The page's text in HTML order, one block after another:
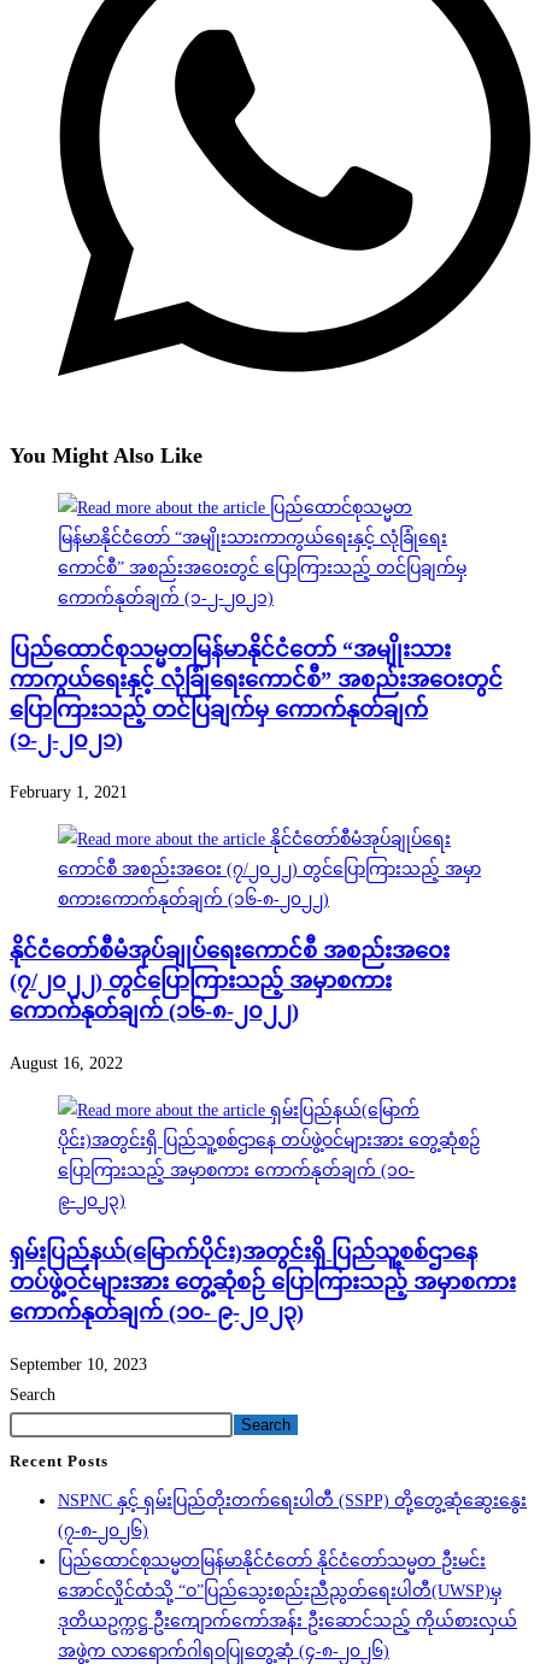
You Might Also Like
ပြည်ထောင်စုသမ္မတမြန်မာနိုင်ငံတော် “အမျိုးသား
ကာကွယ်ရေးနှင့် လုံခြုံရေးကောင်စီ” အစည်းအဝေးတွင်
ပြောကြားသည့် တင်ပြချက်မှ ကောက်နုတ်ချက်
(၁-၂-၂၀၂၁)
February 1, 2021
နိုင်ငံတော်စီမံအုပ်ချုပ်ရေးကောင်စီ အစည်းအဝေး
(၇/၂၀၂၂) တွင်ပြောကြားသည့် အမှာစကား
ကောက်နုတ်ချက် (၁၆-၈-၂၀၂၂)
August 16, 2022
ရှမ်းပြည်နယ်(မြောက်ပိုင်း)အတွင်းရှိ ပြည်သူ့စစ်ဌာနေ
တပ်ဖွဲ့ဝင်များအား တွေ့ဆုံစဉ် ပြောကြားသည့် အမှာစကား
ကောက်နုတ်ချက် (၁၀- ၉-၂၀၂၃)
September 10, 2023
Search
Search
Recent Posts
NSPNC နှင့် ရှမ်းပြည်တိုးတက်ရေးပါတီ (SSPP) တို့တွေ့ဆုံဆွေးနွေး
(၇-၈-၂၀၂၆)
ပြည်ထောင်စုသမ္မတမြန်မာနိုင်ငံတော် နိုင်ငံတော်သမ္မတ ဦးမင်း
အောင်လှိုင်ထံသို့ “ဝ”ပြည်သွေးစည်းညီညွတ်ရေးပါတီ(UWSP)မှ
ဒုတိယဥက္ကဋ္ဌ ဦးကျောက်ကော်အန်း ဦးဆောင်သည့် ကိုယ်စားလှယ်
အဖွဲ့က လာရောက်ဂါရဝပြုတွေ့ဆုံ (၄-၈-၂၀၂၆)